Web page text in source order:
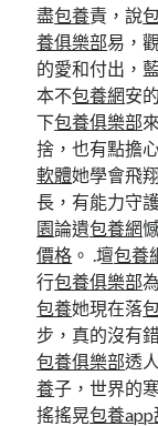
盡包養責，說
養俱樂部易，
的愛和付出，
本不包養網安
下包養俱樂部
捨，也有點擔
軟體她學會飛
長，有能力守
園論遺包養網
價格 。 .壇包養
行包養俱樂部
包養她現在落
步，真的沒有
包養俱樂部透
養子，世界的
搖搖晃包養app